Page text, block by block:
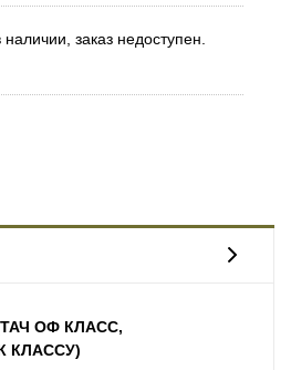
заказ недоступен.
(ТАЧ ОФ КЛАСС,
КЛАССУ)